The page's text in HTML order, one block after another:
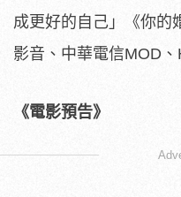
成更好的自己」《你的
影音、中華電信MOD
《電影預告》